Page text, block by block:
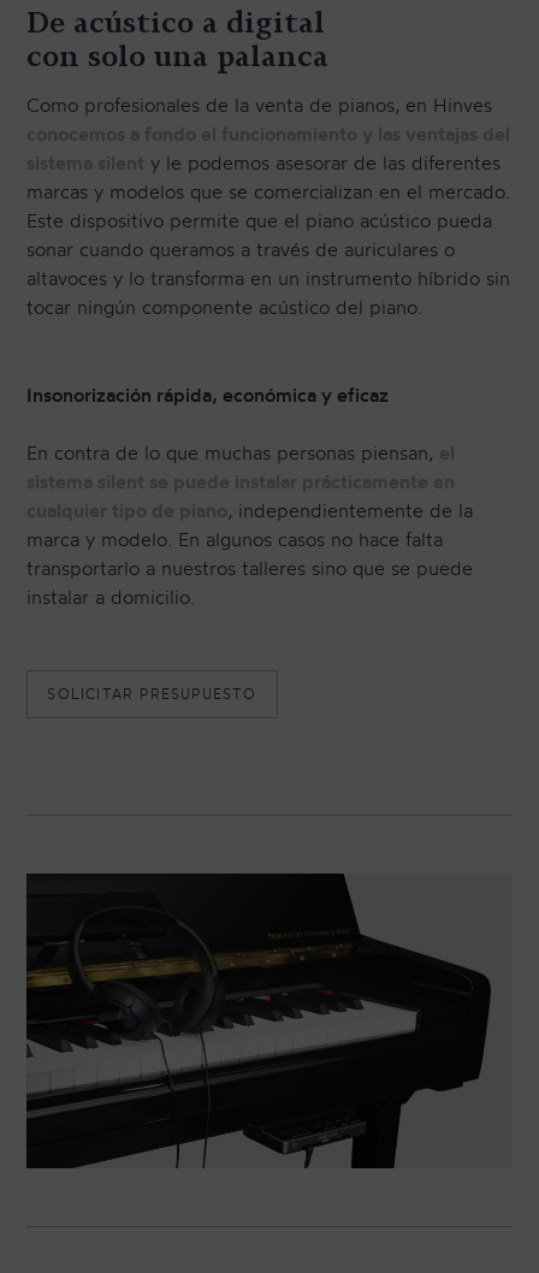
TRANSPORTE Y ALMACENAJE
MANTENIMIENTO Y TASACIÓN
SISTEMA SILENT
RESTAURACIÓN
NOSOTROS
HISTORIA
BLOG
NEWSLETTER
De acústico a digital
con solo una palanca
Como profesionales de la venta de pianos, en Hinves
conocemos a fondo el funcionamiento y las ventajas del
sistema silent y le podemos asesorar de las diferentes
marcas y modelos que se comercializan en el mercado.
Este dispositivo permite que el piano acústico pueda
sonar cuando queramos a través de auriculares o
altavoces y lo transforma en un instrumento híbrido sin
tocar ningún componente acústico del piano.
Insonorización rápida, económica y eficaz
En contra de lo que muchas personas piensan, el
sistema silent se puede instalar prácticamente en
cualquier tipo de piano, independientemente de la
marca y modelo. En algunos casos no hace falta
transportarlo a nuestros talleres sino que se puede
instalar a domicilio.
SOLICITAR PRESUPUESTO